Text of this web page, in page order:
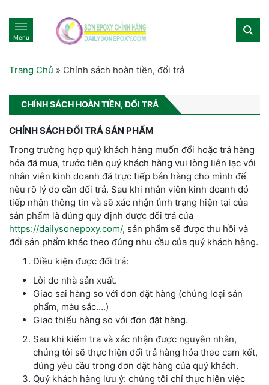
Menu
Trang Chủ » Chính sách hoàn tiền, đổi trả
CHÍNH SÁCH HOÀN TIỀN, ĐỔI TRẢ
CHÍNH SÁCH ĐỔI TRẢ SẢN PHẨM
Trong trường hợp quý khách hàng muốn đổi hoặc trả hàng
hóa đã mua, trước tiên quý khách hàng vui lòng liên lạc với
nhân viên kinh doanh đã trực tiếp bán hàng cho mình để
nêu rõ lý do cần đổi trả. Sau khi nhân viên kinh doanh đó
tiếp nhận thông tin và sẽ xác nhận tình trạng hiện tại của
sản phẩm là đúng quy định được đổi trả của
https://dailysonepoxy.com/, sản phẩm sẽ được thu hồi và
đổi sản phẩm khác theo đúng nhu cầu của quý khách hàng.
Điều kiện được đổi trả:
Lỗi do nhà sản xuất.
Giao sai hàng so với đơn đặt hàng (chủng loại sản
phẩm, màu sắc….)
Giao thiếu hàng so với đơn đặt hàng.
Sau khi kiểm tra và xác nhận được nguyên nhân,
chúng tôi sẽ thực hiện đổi trả hàng hóa theo cam kết,
đúng yêu cầu trong đơn đặt hàng của quý khách.
Quý khách hàng lưu ý: chúng tôi chỉ thực hiện việc